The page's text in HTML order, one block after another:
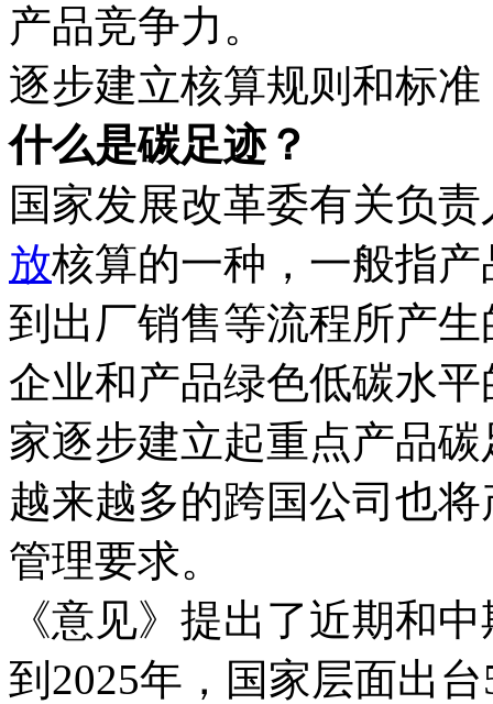
产品竞争力。
逐步建立核算规则和标准
什么是碳足迹？
国家发展改革委有关负
放核算的一种，一般指
到出厂销售等流程所产生
企业和产品绿色低碳水
家逐步建立起重点产品
越来越多的跨国公司也
管理要求。
《意见》提出了近期和
到2025年，国家层面出